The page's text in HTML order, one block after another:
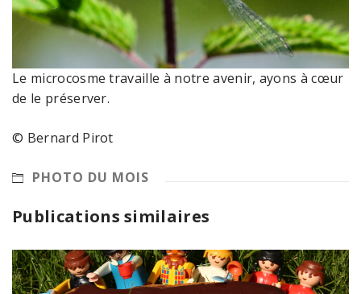
Le microcosme travaille à notre avenir, ayons à cœur
de le préserver.
© Bernard Pirot
PHOTO DU MOIS
Publications similaires